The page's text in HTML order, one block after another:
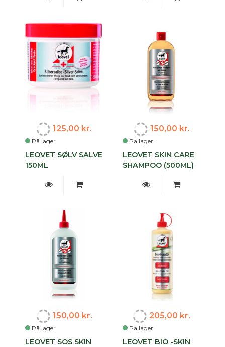
På lager
125,00 kr.
LEOVET SØLV SALVE
150ML
På lager
150,00 kr.
LEOVET SKIN CARE
SHAMPOO (500ML)
På lager
150,00 kr.
LEOVET SOS SKIN
På lager
205,00 kr.
LEOVET BIO -SKIN